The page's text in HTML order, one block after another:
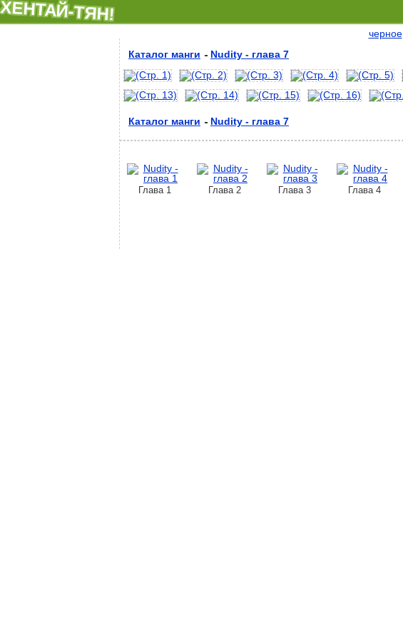
ХЕНТАЙ-ТЯН!
черное
Каталог манги
Nudity - глава 7
Каталог манги Nudity - глава 7
Глава 1 Глава 2 Глава 3 Глава 4